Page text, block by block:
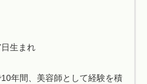
生まれ
年間、美容師として経験を積